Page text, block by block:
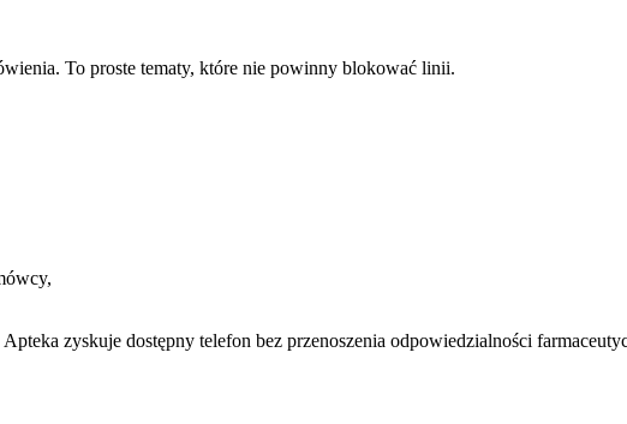
To proste tematy, które nie powinny blokować linii.
zyskuje dostępny telefon bez przenoszenia odpowiedzialności